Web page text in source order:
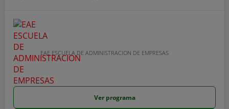
EAE ESCUELA DE ADMINISTRACION DE EMPRESAS
Ver programa